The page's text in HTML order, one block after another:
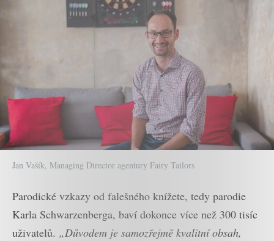
Jan Vašík, Managing Director agentury Fairy Tailors
Parodické vzkazy od falešného knížete, tedy parodie
Karla Schwarzenberga, baví dokonce více než 300 tisíc
uživatelů. „Důvodem je samozřejmě kvalitní obsah,